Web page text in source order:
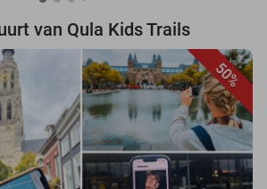
van Qula Kids Trails
50%